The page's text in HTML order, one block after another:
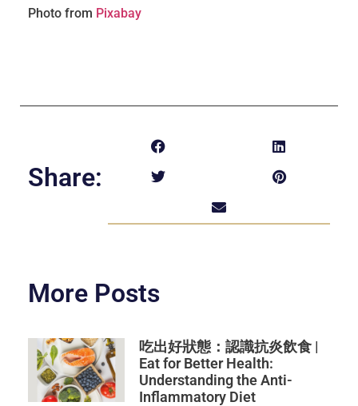
Photo from Pixabay
Share:
More Posts
吃出好狀態：認識抗炎飲食 |
Eat for Better Health:
Understanding the Anti-
Inflammatory Diet